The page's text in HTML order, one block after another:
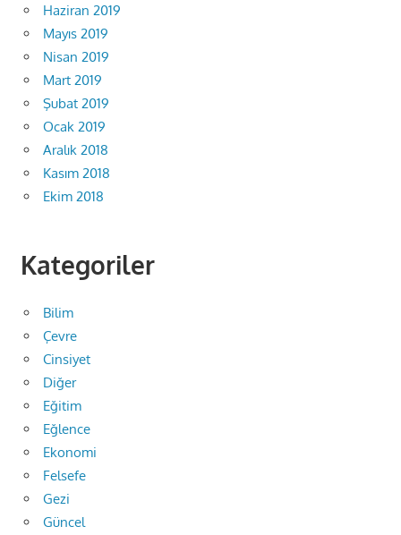
Haziran 2019
Mayıs 2019
Nisan 2019
Mart 2019
Şubat 2019
Ocak 2019
Aralık 2018
Kasım 2018
Ekim 2018
Kategoriler
Bilim
Çevre
Cinsiyet
Diğer
Eğitim
Eğlence
Ekonomi
Felsefe
Gezi
Güncel